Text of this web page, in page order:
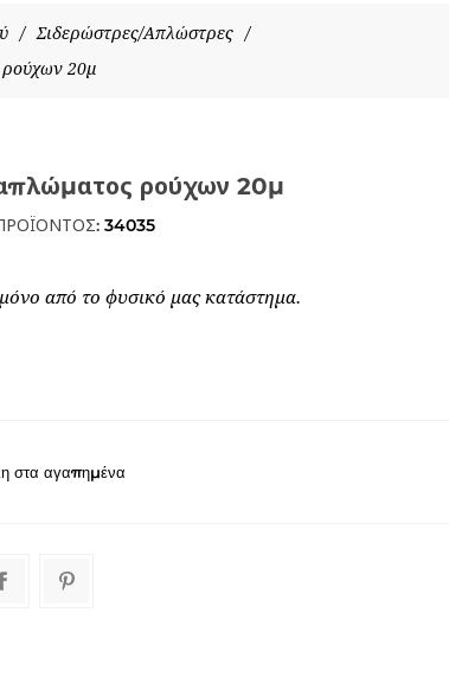
/ Σιδερώστρες/Απλώστρες
/
ρούχων 20μ
ρούχων 20μ
34035
από το φυσικό μας κατάστημα.